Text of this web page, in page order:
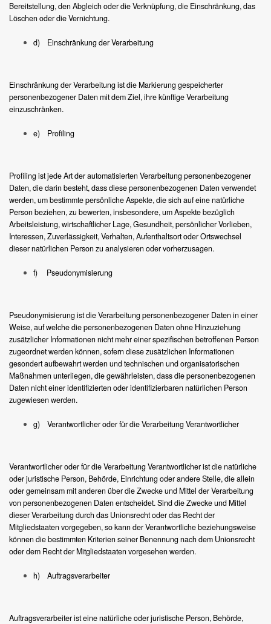
Bereitstellung, den Abgleich oder die Verknüpfung, die Einschränkung, das
Löschen oder die Vernichtung.
d) Einschränkung der Verarbeitung
Einschränkung der Verarbeitung ist die Markierung gespeicherter
personenbezogener Daten mit dem Ziel, ihre künftige Verarbeitung
einzuschränken.
e) Profiling
Profiling ist jede Art der automatisierten Verarbeitung personenbezogener
Daten, die darin besteht, dass diese personenbezogenen Daten verwendet
werden, um bestimmte persönliche Aspekte, die sich auf eine natürliche
Person beziehen, zu bewerten, insbesondere, um Aspekte bezüglich
Arbeitsleistung, wirtschaftlicher Lage, Gesundheit, persönlicher Vorlieben,
Interessen, Zuverlässigkeit, Verhalten, Aufenthaltsort oder Ortswechsel
dieser natürlichen Person zu analysieren oder vorherzusagen.
f) Pseudonymisierung
Pseudonymisierung ist die Verarbeitung personenbezogener Daten in einer
Weise, auf welche die personenbezogenen Daten ohne Hinzuziehung
zusätzlicher Informationen nicht mehr einer spezifischen betroffenen Person
zugeordnet werden können, sofern diese zusätzlichen Informationen
gesondert aufbewahrt werden und technischen und organisatorischen
Maßnahmen unterliegen, die gewährleisten, dass die personenbezogenen
Daten nicht einer identifizierten oder identifizierbaren natürlichen Person
zugewiesen werden.
g) Verantwortlicher oder für die Verarbeitung Verantwortlicher
Verantwortlicher oder für die Verarbeitung Verantwortlicher ist die natürliche
oder juristische Person, Behörde, Einrichtung oder andere Stelle, die allein
oder gemeinsam mit anderen über die Zwecke und Mittel der Verarbeitung
von personenbezogenen Daten entscheidet. Sind die Zwecke und Mittel
dieser Verarbeitung durch das Unionsrecht oder das Recht der
Mitgliedstaaten vorgegeben, so kann der Verantwortliche beziehungsweise
können die bestimmten Kriterien seiner Benennung nach dem Unionsrecht
oder dem Recht der Mitgliedstaaten vorgesehen werden.
h) Auftragsverarbeiter
Auftragsverarbeiter ist eine natürliche oder juristische Person, Behörde,